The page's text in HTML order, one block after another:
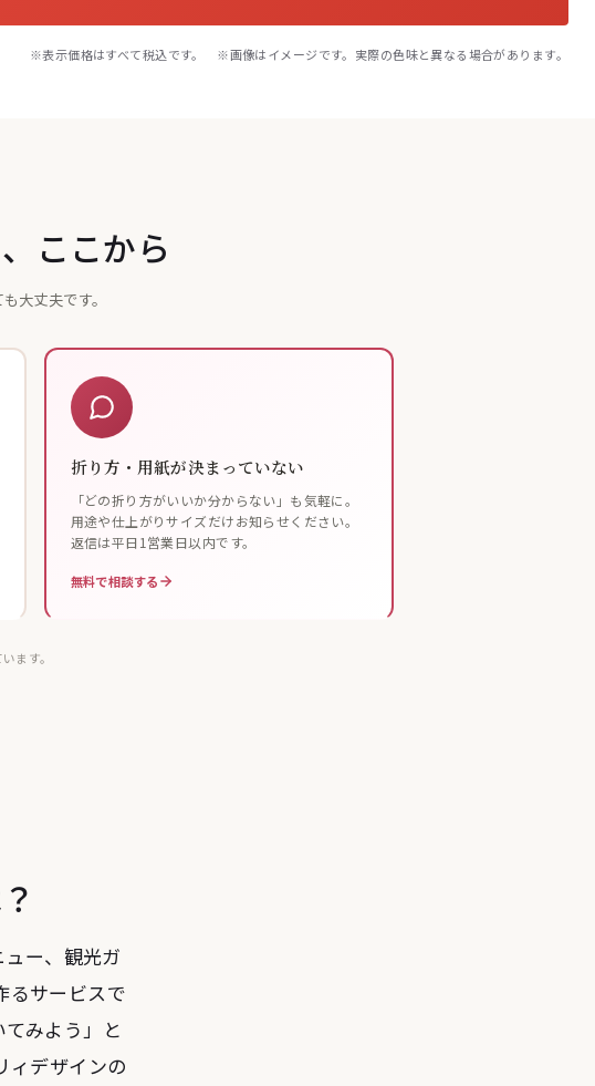
※表示価格はすべて税込です。 ※画像はイメージです。実際の色味と異なる場合があります。
ここから
大丈夫です。
折り方・用紙が決まっていない
「どの折り方がいいか分からない」も気軽に。
用途や仕上がりサイズだけお知らせください。
返信は平日1営業日以内です。
無料で相談する
ます。
ー、観光ガ
るサービスで
みよう」と
ィデザインの